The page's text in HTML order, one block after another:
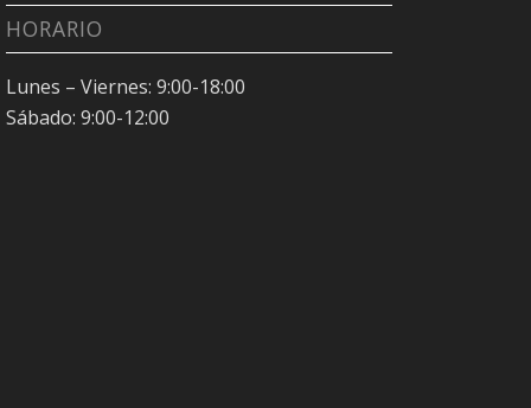
HORARIO
Lunes – Viernes: 9:00-18:00
Sábado: 9:00-12:00